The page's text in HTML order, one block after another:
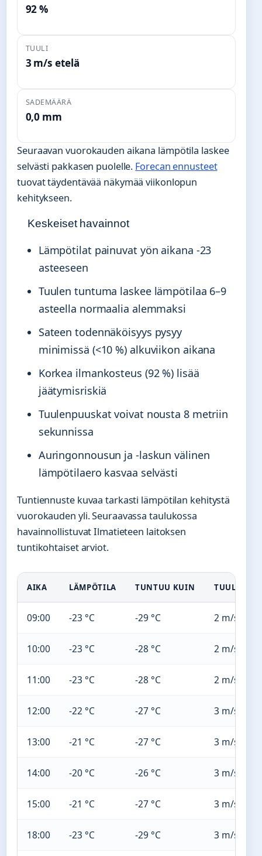
92 %
TUULI
3 m/s etelä
SADEMÄÄRÄ
0,0 mm
Seuraavan vuorokauden aikana lämpötila laskee
selvästi pakkasen puolelle. Forecan ennusteet
tuovat täydentävää näkymää viikonlopun
kehitykseen.
Keskeiset havainnot
Lämpötilat painuvat yön aikana -23
asteeseen
Tuulen tuntuma laskee lämpötilaa 6–9
asteella normaalia alemmaksi
Sateen todennäköisyys pysyy
minimissä (<10 %) alkuviikon aikana
Korkea ilmankosteus (92 %) lisää
jäätymisriskiä
Tuulenpuuskat voivat nousta 8 metriin
sekunnissa
Auringonnousun ja -laskun välinen
lämpötilaero kasvaa selvästi
Tuntiennuste kuvaa tarkasti lämpötilan kehitystä
vuorokauden yli. Seuraavassa taulukossa
havainnollistuvat Ilmatieteen laitoksen
tuntikohtaiset arviot.
AIKA LÄMPÖTILA TUNTUU KUIN TUULI
09:00 -23 °C -29 °C 2 m/s (4)
10:00 -23 °C -28 °C 2 m/s (4)
11:00 -23 °C -28 °C 2 m/s (4)
12:00 -22 °C -27 °C 3 m/s (5)
13:00 -21 °C -27 °C 3 m/s (5)
14:00 -20 °C -26 °C 3 m/s (5)
15:00 -21 °C -27 °C 3 m/s (5)
18:00 -23 °C -29 °C 3 m/s (5)